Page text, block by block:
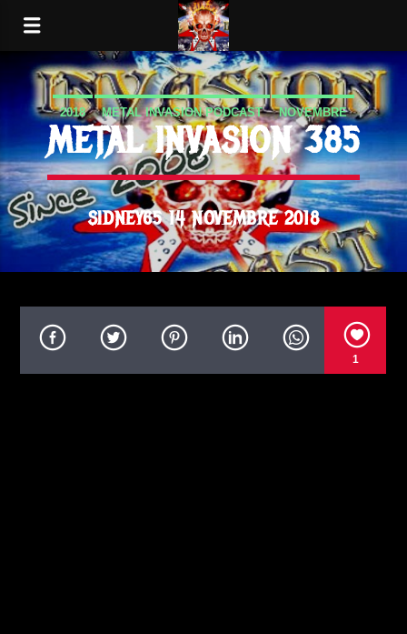
2018 METAL INVASION PODCAST NOVEMBRE
METAL INVASION 385
SIDNEY65 14 NOVEMBRE 2018
1